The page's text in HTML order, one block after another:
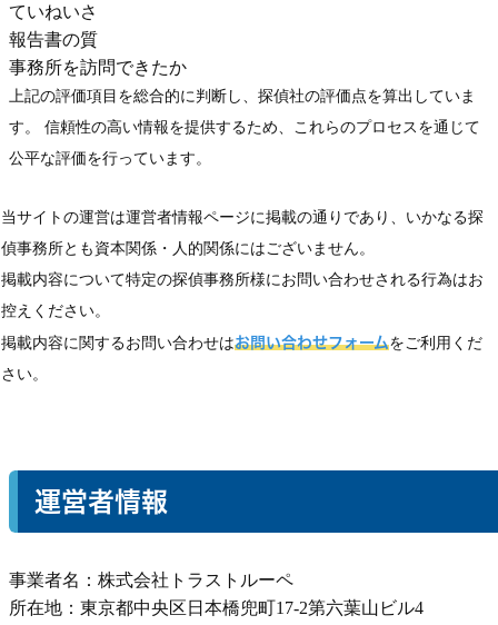
ていねいさ
報告書の質
事務所を訪問できたか
上記の評価項目を総合的に判断し、探偵社の評価点を算出していま
す。 信頼性の高い情報を提供するため、これらのプロセスを通じて
公平な評価を行っています。
当サイトの運営は運営者情報ページに掲載の通りであり、いかなる探
偵事務所とも資本関係・人的関係にはございません。
掲載内容について特定の探偵事務所様にお問い合わせされる行為はお
控えください。
掲載内容に関するお問い合わせはお問い合わせフォームをご利用くだ
さい。
運営者情報
事業者名：株式会社トラストルーペ
所在地：東京都中央区日本橋兜町17-2第六葉山ビル4